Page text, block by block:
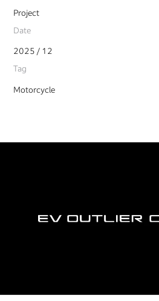
Project
Date
2025 / 12
Tag
Motorcycle